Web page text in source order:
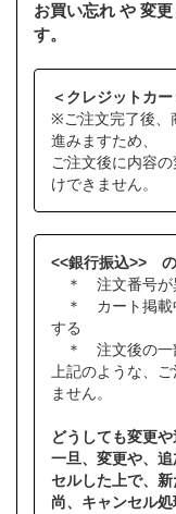
お買い忘れ や 変
す。
＜クレジットカ
※ご注文完了後、
進みますため、
ご注文後に内容
けできません。
<<銀行振込>>
＊ 注文番号が
＊ カート掲載
する
＊ 注文後の一
上記のような、
ません。
どうしても変更や
一旦、変更や、
セルした上で、新
尚、キャンセル